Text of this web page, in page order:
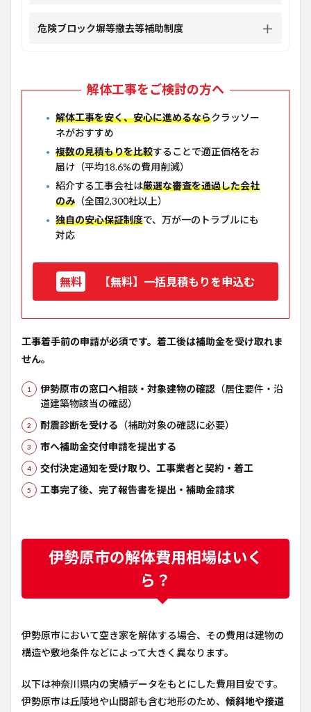
危険ブロック塀等撤去等補助制度
解体工事をご検討の方へ
解体工事を安く、安心に進めるならクラッソー
ネがおすすめ
複数の見積もりを比較することで適正価格をお
届け（平均18.6%の費用削減）
紹介する工事会社は厳選な審査を通過した会社
のみ （全国2,300社以上）
独自の安心保証制度で、万が一のトラブルにも
対応
【無料】一括見積もりを申込む
工事着手前の申請が必須です。着工後は補助金を受け取れま
せん。
伊勢原市の窓口へ相談・対象建物の確認 （居住要件・沿
道建築物該当の確認）
耐震診断を受ける （補助対象の確認に必要）
市へ補助金交付申請を提出する
交付決定通知を受け取り、工事業者と契約・着工
工事完了後、完了報告書を提出・補助金請求
伊勢原市の解体費用相場はいく
ら？
伊勢原市において空き家を解体する場合、その費用は建物の
構造や敷地条件などによって大きく異なります。
以下は神奈川県内の実績データをもとにした費用目安です。
伊勢原市は丘陵地や山間部も含む地形のため、 傾斜地や接道